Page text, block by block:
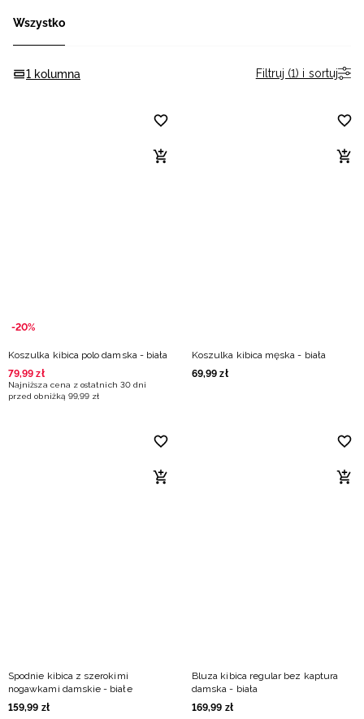
Wszystko
1 kolumna Filtruj (1) i sortuj
-20%
Koszulka kibica polo damska - biała
79,99 zł
Najniższa cena z ostatnich 30 dni
przed obniżką 99,99 zł
Koszulka kibica męska - biała
69,99 zł
Spodnie kibica z szerokimi
nogawkami damskie - białe
159,99 zł
Bluza kibica regular bez kaptura
damska - biała
169,99 zł